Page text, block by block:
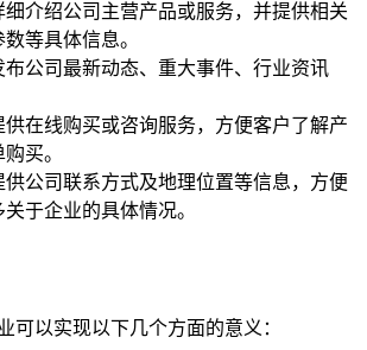
细介绍公司主营产品或服务，并提供相关
等具体信息。
布公司最新动态、重大事件、行业资讯
供在线购买或咨询服务，方便客户了解产
买。
供公司联系方式及地理位置等信息，方便
于企业的具体情况。
可以实现以下几个方面的意义：